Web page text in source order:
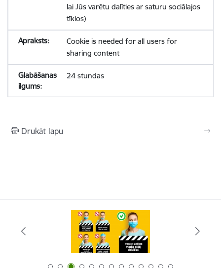
lai Jūs varētu dalīties ar saturu sociālajos
tīklos)
Cookie is needed for all users for
sharing content
24 stundas
Drukāt lapu